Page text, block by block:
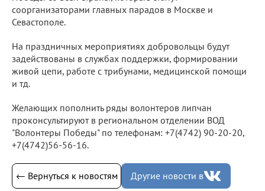
соорганизаторами главных парадов в Москве и
Севастополе.
На праздничных мероприятиях добровольцы будут
задействованы в службах поддержки, формировании
живой цепи, работе с трибунами, медицинской помощи
и тд.
Желающих пополнить ряды волонтеров липчан
проконсультируют в региональном отделении ВОД
"Волонтеры Победы" по телефонам: +7(4742) 90-20-20,
+7(4742)56-56-16.
← Вернуться к новостям Другие новости в